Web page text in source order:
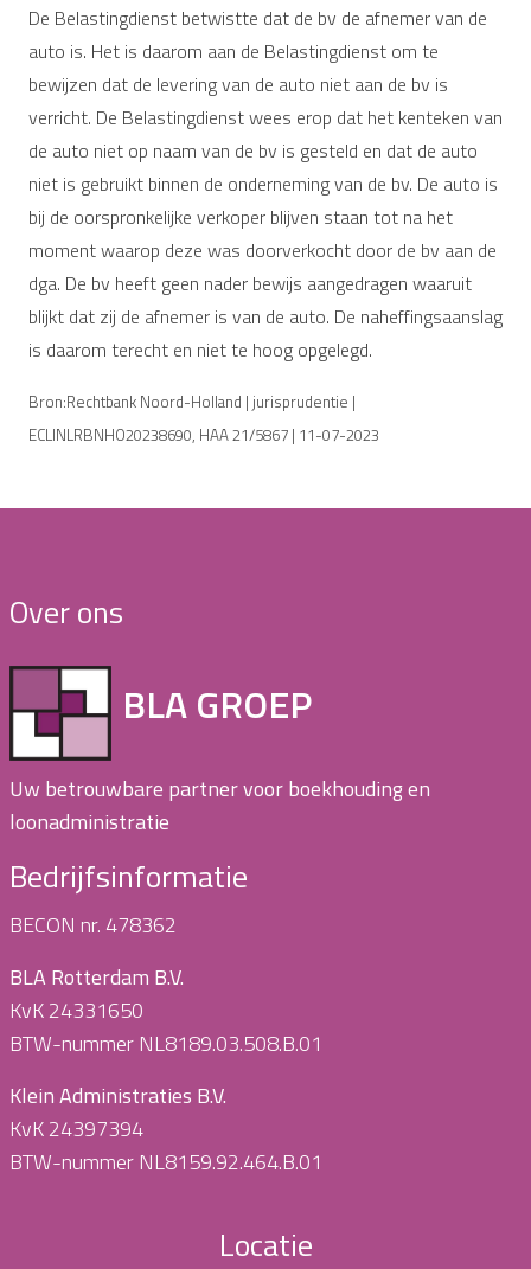
De Belastingdienst betwistte dat de bv de afnemer van de
auto is. Het is daarom aan de Belastingdienst om te
bewijzen dat de levering van de auto niet aan de bv is
verricht. De Belastingdienst wees erop dat het kenteken van
de auto niet op naam van de bv is gesteld en dat de auto
niet is gebruikt binnen de onderneming van de bv. De auto is
bij de oorspronkelijke verkoper blijven staan tot na het
moment waarop deze was doorverkocht door de bv aan de
dga. De bv heeft geen nader bewijs aangedragen waaruit
blijkt dat zij de afnemer is van de auto. De naheffingsaanslag
is daarom terecht en niet te hoog opgelegd.
Bron:Rechtbank Noord-Holland | jurisprudentie |
ECLINLRBNHO20238690, HAA 21/5867 | 11-07-2023
Over ons
BLA GROEP
Uw betrouwbare partner voor boekhouding en
loonadministratie
Bedrijfsinformatie
BECON nr. 478362
BLA Rotterdam B.V.
KvK 24331650
BTW-nummer NL8189.03.508.B.01
Klein Administraties B.V.
KvK 24397394
BTW-nummer NL8159.92.464.B.01
Locatie